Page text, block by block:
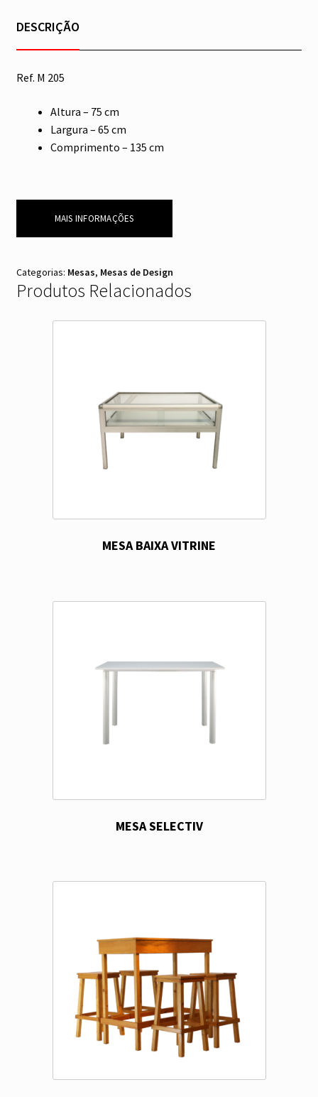
DESCRIÇÃO
Ref. M 205
Altura – 75 cm
Largura – 65 cm
Comprimento – 135 cm
MAIS INFORMAÇÕES
Categorias: Mesas, Mesas de Design
Produtos Relacionados
MESA BAIXA VITRINE
MESA SELECTIV